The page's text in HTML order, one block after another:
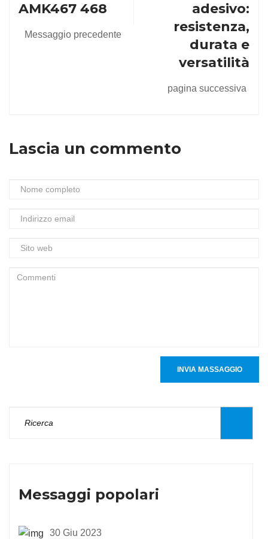
AMK467 468
Messaggio precedente
adesivo:
resistenza,
durata e
versatilità
pagina successiva
Lascia un commento
INVIA MASSAGGIO
Messaggi popolari
30 Giu 2023